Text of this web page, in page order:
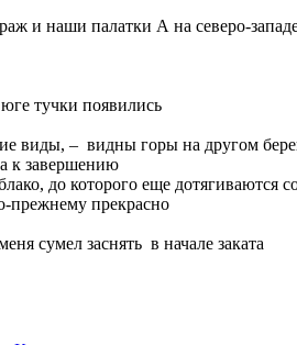
и наши палатки А на северо-
тучки появились
виды, – видны горы на другом
к завершению
до которого еще дотягиваются
прежнему прекрасно
сумел заснять в начале заката